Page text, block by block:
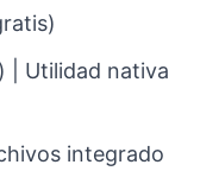
| Utilidad nativa
integrado